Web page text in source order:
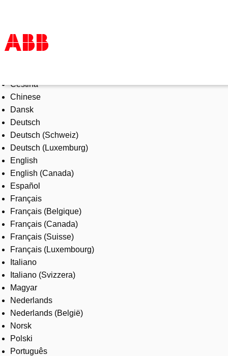
Products & Solutions
Industries
Services
About us
Where to buy
Contact us
Careers
Čeština
Chinese
Dansk
Deutsch
Deutsch (Schweiz)
Deutsch (Luxemburg)
English
English (Canada)
Español
Français
Français (Belgique)
Français (Canada)
Français (Suisse)
Français (Luxembourg)
Italiano
Italiano (Svizzera)
Magyar
Nederlands
Nederlands (België)
Norsk
Polski
Português